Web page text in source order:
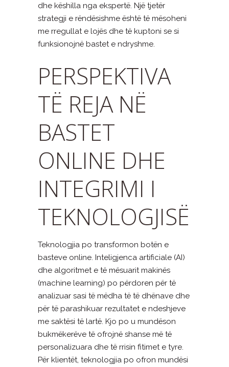
dhe këshilla nga ekspertë. Një tjetër
strategji e rëndësishme është të mësoheni
me rregullat e lojës dhe të kuptoni se si
funksionojnë bastet e ndryshme.
PERSPEKTIVA
TË REJA NË
BASTET
ONLINE DHE
INTEGRIMI I
TEKNOLOGJISË
Teknologjia po transformon botën e
basteve online. Inteligjenca artificiale (AI)
dhe algoritmet e të mësuarit makinës
(machine learning) po përdoren për të
analizuar sasi të mëdha të të dhënave dhe
për të parashikuar rezultatet e ndeshjeve
me saktësi të lartë. Kjo po u mundëson
bukmëkerëve të ofrojnë shanse më të
personalizuara dhe të rrisin fitimet e tyre.
Për klientët, teknologjia po ofron mundësi